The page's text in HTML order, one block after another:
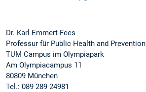
Dr. Karl Emmert-Fees
Professur für Public Health and Prevention
TUM Campus im Olympiapark
Am Olympiacampus 11
80809 München
Tel.: 089 289 24981